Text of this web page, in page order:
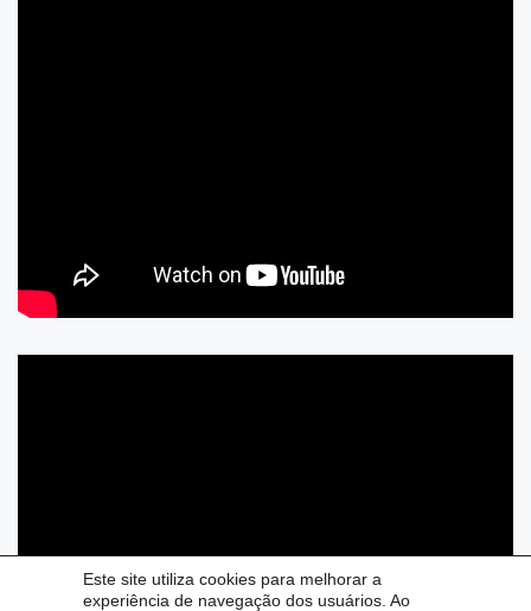
Este site utiliza cookies para melhorar a
experiência de navegação dos usuários. Ao